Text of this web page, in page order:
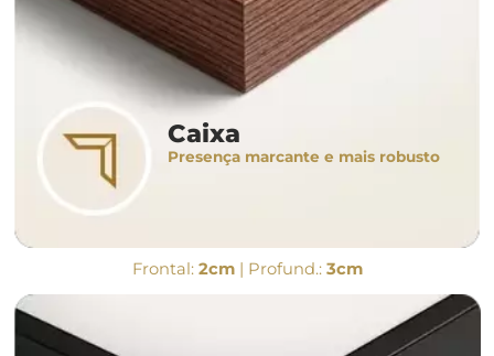
Caixa
Presença marcante e mais robusto
Frontal: 2cm| Profund.: 3cm